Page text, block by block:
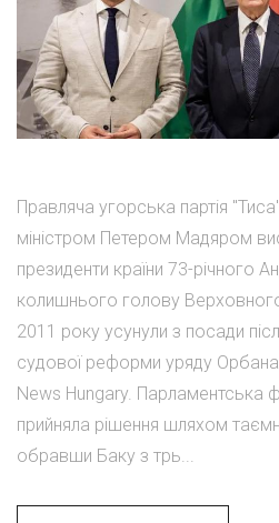
Правляча угорська партія
міністром Петером Мадяром
президенти країни 73-річного
колишнього голову
2011 року усунули з посади
судової реформи уряду
News Hungary. Парламентська
прийняла рішення шляхом
обравши Баку з трь...